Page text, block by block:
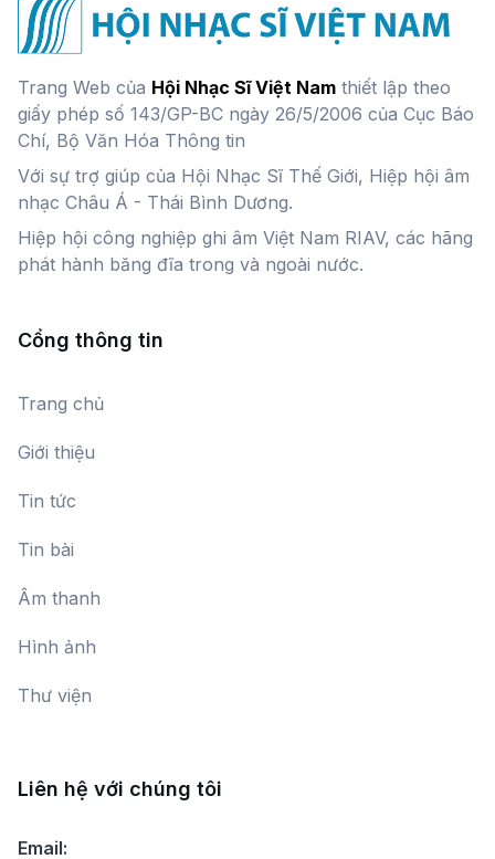
Hình tượng âm nhạc - Phần 1
Hình tượng âm nhạc - Phần 2
Trang Web của Hội Nhạc Sĩ Việt Nam thiết lập theo
giấy phép số 143/GP-BC ngày 26/5/2006 của Cục Báo
Chí, Bộ Văn Hóa Thông tin
Với sự trợ giúp của Hội Nhạc Sĩ Thế Giới, Hiệp hội âm
nhạc Châu Á - Thái Bình Dương.
Hiệp hội công nghiệp ghi âm Việt Nam RIAV, các hãng
phát hành băng đĩa trong và ngoài nước.
Cổng thông tin
Trang chủ
Giới thiệu
Tin tức
Tin bài
Âm thanh
Hình ảnh
Thư viện
Liên hệ với chúng tôi
Email: